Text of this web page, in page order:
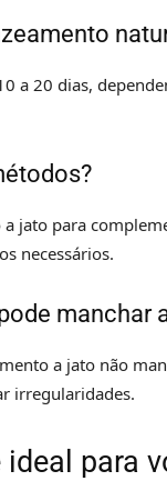
a 20 dias,
jato para
necessários.
manchar
a jato não
irregularidades.
para